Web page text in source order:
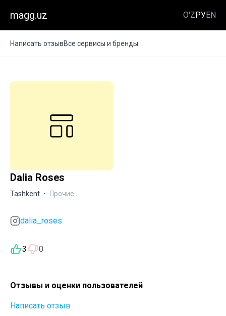
magg.uz O'ZРУEN
Написать отзывВсе сервисы и бренды
Dalia Roses
Tashkent · Прочие
dalia_roses
3 0
Отзывы и оценки пользователей
Написать отзыв